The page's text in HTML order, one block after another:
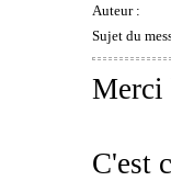
Auteur :
Sujet du
Merci
C'est